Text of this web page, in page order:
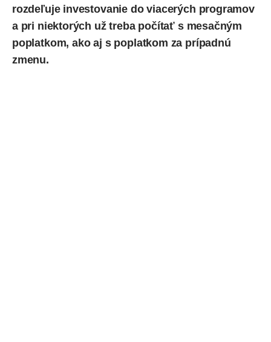
rozdeľuje investovanie do viacerých programov
a pri niektorých už treba počítať s mesačným
poplatkom, ako aj s poplatkom za prípadnú
zmenu.